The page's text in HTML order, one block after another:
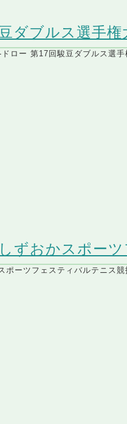
ダブルス選手権
ロー 第17回駿豆ダブルス選
ずおかスポーツ
ーツフェスティバルテニス